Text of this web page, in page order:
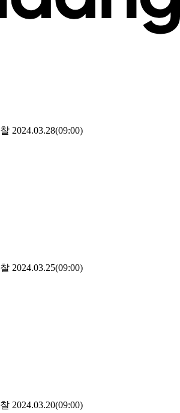
2024.03.28(09:00)
2024.03.25(09:00)
2024.03.20(09:00)